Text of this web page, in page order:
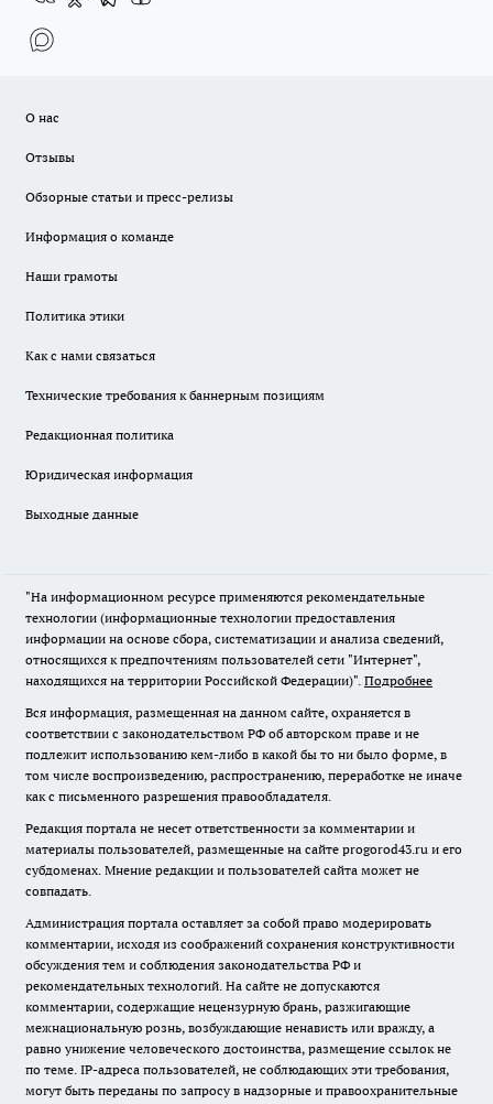
О нас
Отзывы
Обзорные статьи и пресс-релизы
Информация о команде
Наши грамоты
Политика этики
Как с нами связаться
Технические требования к баннерным позициям
Редакционная политика
Юридическая информация
Выходные данные
"На информационном ресурсе применяются рекомендательные
технологии (информационные технологии предоставления
информации на основе сбора, систематизации и анализа сведений,
относящихся к предпочтениям пользователей сети "Интернет",
находящихся на территории Российской Федерации)". Подробнее
Вся информация, размещенная на данном сайте, охраняется в
соответствии с законодательством РФ об авторском праве и не
подлежит использованию кем-либо в какой бы то ни было форме, в
том числе воспроизведению, распространению, переработке не иначе
как с письменного разрешения правообладателя.
Редакция портала не несет ответственности за комментарии и
материалы пользователей, размещенные на сайте progorod43.ru и его
субдоменах. Мнение редакции и пользователей сайта может не
совпадать.
Администрация портала оставляет за собой право модерировать
комментарии, исходя из соображений сохранения конструктивности
обсуждения тем и соблюдения законодательства РФ и
рекомендательных технологий. На сайте не допускаются
комментарии, содержащие нецензурную брань, разжигающие
межнациональную рознь, возбуждающие ненависть или вражду, а
равно унижение человеческого достоинства, размещение ссылок не
по теме. IP-адреса пользователей, не соблюдающих эти требования,
могут быть переданы по запросу в надзорные и правоохранительные